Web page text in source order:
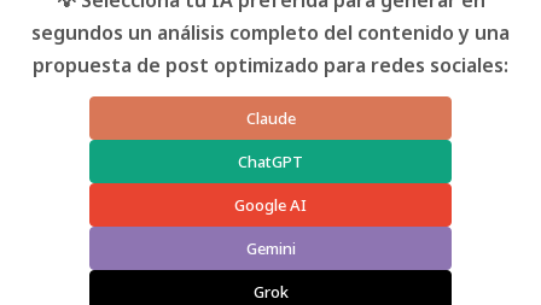
segundos un análisis completo del contenido y una
propuesta de post optimizado para redes sociales:
Claude
ChatGPT
Google AI
Gemini
Grok